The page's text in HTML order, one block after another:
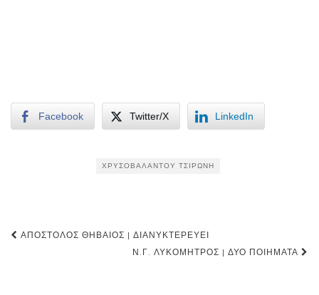
Facebook Twitter/X LinkedIn
ΧΡΥΣΟΒΑΛΆΝΤΟΥ ΤΣΙΡΏΝΗ
Post
ΑΠΌΣΤΟΛΟΣ ΘΗΒΑΊΟΣ | ΔΙΑΝΥΚΤΕΡΕΎΕΙ
Ν.Γ. ΛΥΚΟΜΉΤΡΟΣ | ΔΎΟ ΠΟΙΉΜΑΤΑ